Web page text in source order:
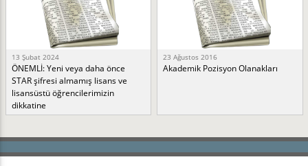
13 Şubat 2024
ÖNEMLİ: Yeni veya daha önce
STAR şifresi almamış lisans ve
lisansüstü öğrencilerimizin
dikkatine
23 Ağustos 2016
Akademik Pozisyon Olanakları